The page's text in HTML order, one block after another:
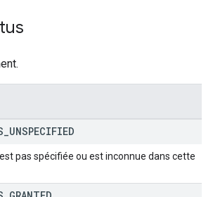
UNSPECIFIED
pas spécifiée ou est inconnue dans cette